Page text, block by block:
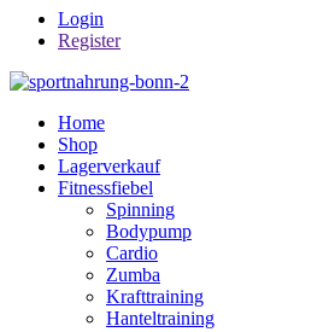
Login
Register
Home
Shop
Lagerverkauf
Fitnessfiebel
Spinning
Bodypump
Cardio
Zumba
Krafttraining
Hanteltraining